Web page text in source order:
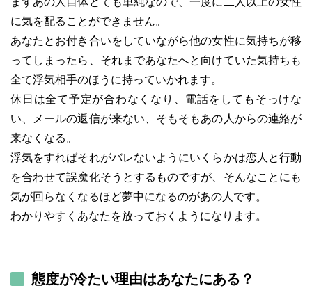
に気を配ることができません。
あなたとお付き合いをしていながら他の女性に気持ちが移
ってしまったら、それまであなたへと向けていた気持ちも
全て浮気相手のほうに持っていかれます。
休日は全て予定が合わなくなり、電話をしてもそっけな
い、メールの返信が来ない、そもそもあの人からの連絡が
来なくなる。
浮気をすればそれがバレないようにいくらかは恋人と行動
を合わせて誤魔化そうとするものですが、そんなことにも
気が回らなくなるほど夢中になるのがあの人です。
わかりやすくあなたを放っておくようになります。
態度が冷たい理由はあなたにある？